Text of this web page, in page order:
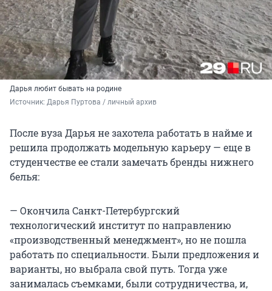
Дарья любит бывать на родине
Источник: Дарья Пуртова / личный архив
После вуза Дарья не захотела работать в найме и
решила продолжать модельную карьеру — еще в
студенчестве ее стали замечать бренды нижнего
белья:
— Окончила Санкт-Петербургский
технологический институт по направлению
«производственный менеджмент», но не пошла
работать по специальности. Были предложения и
варианты, но выбрала свой путь. Тогда уже
занималась съемками, были сотрудничества, и,